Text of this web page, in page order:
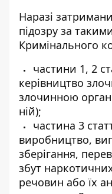
Наразі
підозру за
Кримінального
⁠⁠частини 1, 2
керівництво
злочинною
ній);
⁠⁠⁠частина 3
виробництво,
зберігання,
збут
речовин або їх